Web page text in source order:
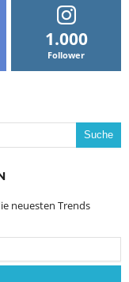
1.000
Follower
neuesten Trends